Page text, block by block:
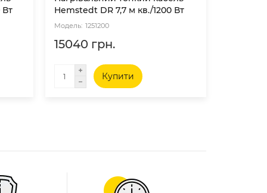
Вт
Hemstedt DR 7,7 м кв./1200 Вт
1251200
15040 грн.
Купити